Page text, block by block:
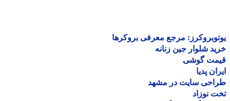
مرجع معرفی بروکرها
شلوار جین زنانه
گوشی
پدیا
سایت در مشهد
نوزاد